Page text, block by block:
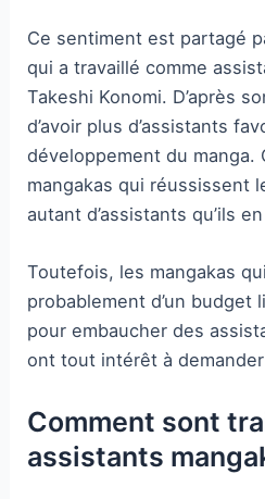
Ce sentiment est partagé
qui a travaillé comme
Takeshi Konomi. D’après
d’avoir plus d’assistants
développement du manga.
mangakas qui réussissent
autant d’assistants qu’ils
Toutefois, les mangakas
probablement d’un budget
pour embaucher des
ont tout intérêt à demander
Comment sont
assistants